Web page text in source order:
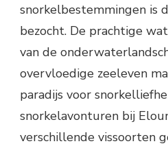
snorkelbestemmingen is
bezocht. De prachtige
van de
overvloedige zeeleven
paradijs voor
snorkelavonturen bij
verschillende vissoorten